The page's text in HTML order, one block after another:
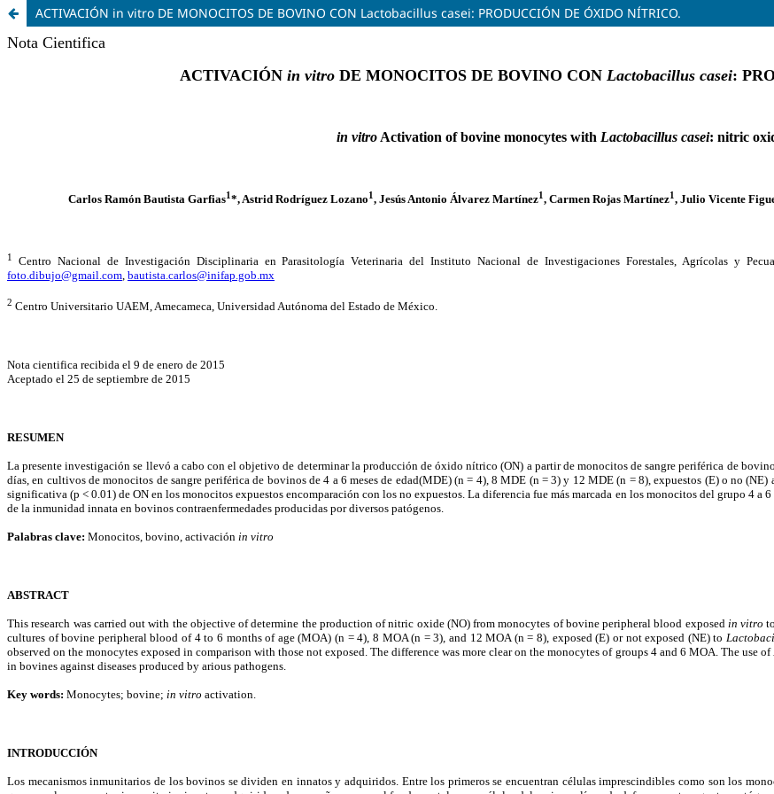
ACTIVACIÓN in vitro DE MONOCITOS DE BOVINO CON Lactobacillus casei: PRODUCCIÓN DE ÓXIDO NÍTRICO.